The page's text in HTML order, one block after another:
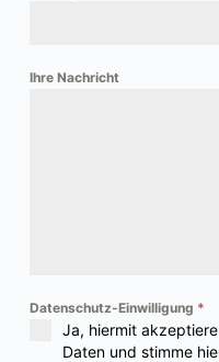
Ihre Nachricht
Datenschutz-Einwilligung *
Ja, hiermit
Daten und stimme